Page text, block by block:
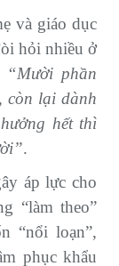
và giáo dục
hỏi nhiều ở
“Mười phần
còn lại dành
hết thì
.
áp lực cho
“làm theo”
“nổi loạn”,
phục khẩu